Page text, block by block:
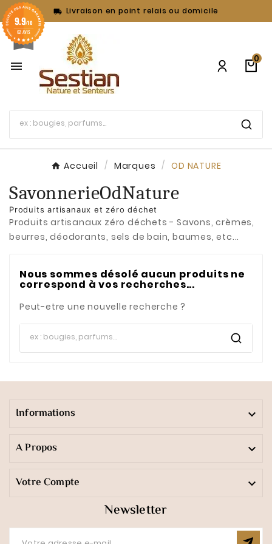
 Livraison en point relais ou domicile

0
Accueil Marques OD NATURE
SavonnerieOdNature
Produits artisanaux et zéro déchet
Produits artisanaux zéro déchets - Savons, crèmes,
beurres, déodorants, sels de bain, baumes, etc...
Nous sommes désolé aucun produits ne
correspond à vos recherches...
Peut-etre une nouvelle recherche ?
Informations 
A Propos 
Votre Compte 
Newsletter
9.9/10
62 AVIS